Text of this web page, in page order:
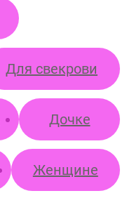
Для свекрови
Дочке
Женщине